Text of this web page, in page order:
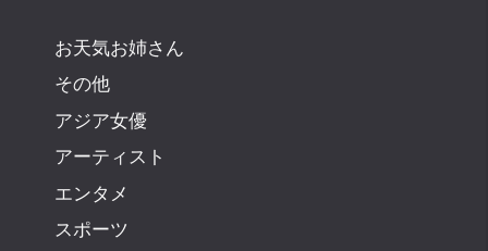
お天気お姉さん
その他
アジア女優
アーティスト
エンタメ
スポーツ